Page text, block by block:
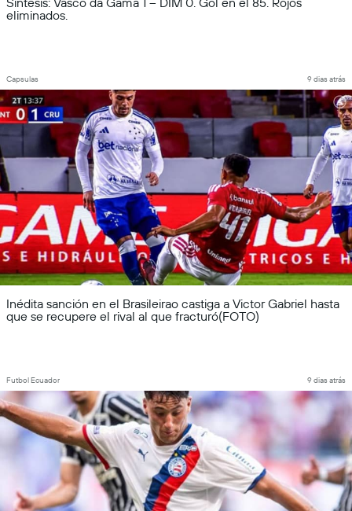
eliminados.
Capsulas 9 dias atrás
Inédita sanción en el Brasileirao castiga a Victor Gabriel hasta
que se recupere el rival al que fracturó(FOTO)
Futbol Ecuador 9 dias atrás